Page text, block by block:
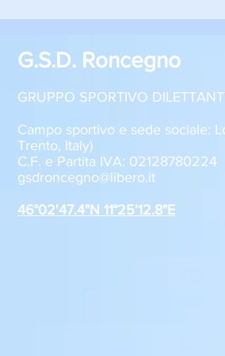
GSD Roncegno, iscrizioni
stagione 2026-2027
G.S.D. Roncegno
GRUPPO SPORTIVO
Campo sportivo e sede sociale:
Trento, Italy)
C.F. e Partita IVA: 02128780224
gsdroncegno@libero.it
46°02'47.4"N 11°25'12.8"E